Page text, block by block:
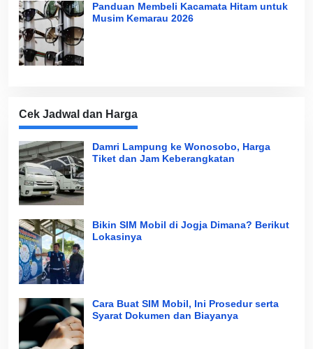
Panduan Membeli Kacamata Hitam untuk
Musim Kemarau 2026
Cek Jadwal dan Harga
Damri Lampung ke Wonosobo, Harga
Tiket dan Jam Keberangkatan
Bikin SIM Mobil di Jogja Dimana? Berikut
Lokasinya
Cara Buat SIM Mobil, Ini Prosedur serta
Syarat Dokumen dan Biayanya